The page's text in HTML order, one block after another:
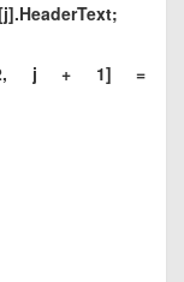
j + 1] =